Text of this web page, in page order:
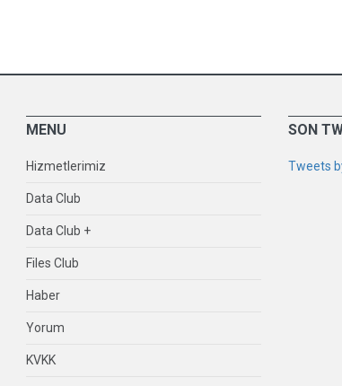
MENU
Hizmetlerimiz
Data Club
Data Club +
Files Club
Haber
Yorum
KVKK
SON
Tweets